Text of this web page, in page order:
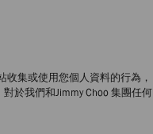
集或使用您個人資料的行為，
對於我們和Jimmy Choo 集團任何